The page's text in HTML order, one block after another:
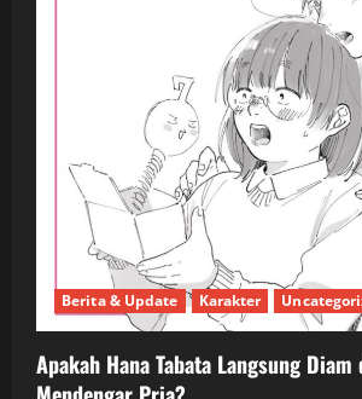
Berita & Update Karakter
Apakah Hana Tabata Langsung Diam